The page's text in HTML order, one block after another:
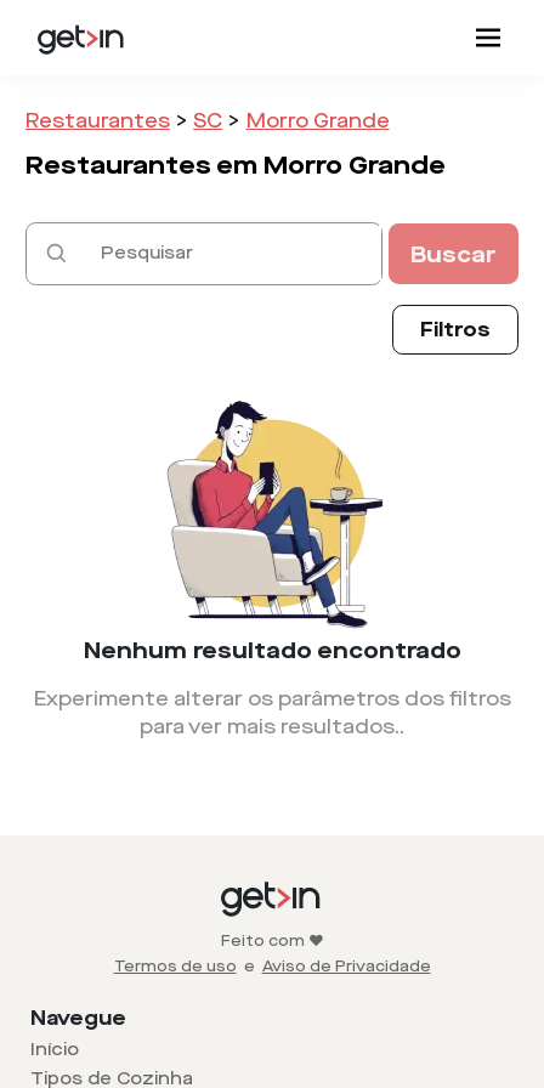
Restaurantes > SC > Morro Grande
Restaurantes em Morro Grande
Buscar
Filtros
Nenhum resultado encontrado
Experimente alterar os parâmetros dos filtros
para ver mais resultados..
Feito com ❤️
Termos de uso e Aviso de Privacidade
Navegue
Início
Tipos de Cozinha